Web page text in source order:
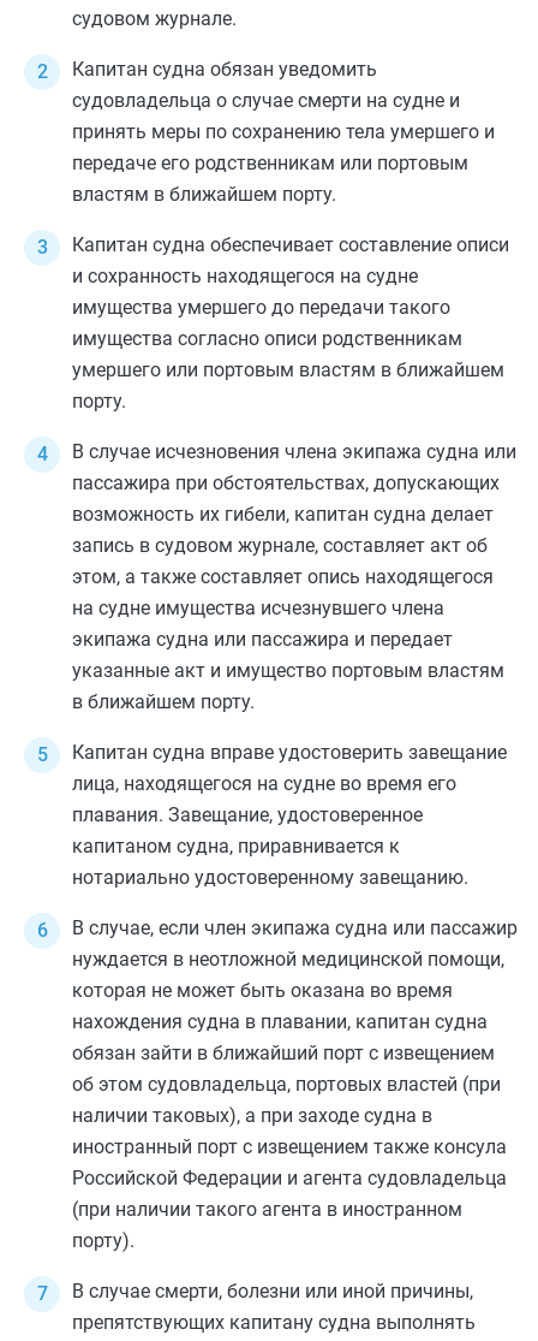
судовом журнале.
Капитан судна обязан уведомить
судовладельца о случае смерти на судне и
принять меры по сохранению тела умершего и
передаче его родственникам или портовым
властям в ближайшем порту.
Капитан судна обеспечивает составление описи
и сохранность находящегося на судне
имущества умершего до передачи такого
имущества согласно описи родственникам
умершего или портовым властям в ближайшем
порту.
В случае исчезновения члена экипажа судна или
пассажира при обстоятельствах, допускающих
возможность их гибели, капитан судна делает
запись в судовом журнале, составляет акт об
этом, а также составляет опись находящегося
на судне имущества исчезнувшего члена
экипажа судна или пассажира и передает
указанные акт и имущество портовым властям
в ближайшем порту.
Капитан судна вправе удостоверить завещание
лица, находящегося на судне во время его
плавания. Завещание, удостоверенное
капитаном судна, приравнивается к
нотариально удостоверенному завещанию.
В случае, если член экипажа судна или пассажир
нуждается в неотложной медицинской помощи,
которая не может быть оказана во время
нахождения судна в плавании, капитан судна
обязан зайти в ближайший порт с извещением
об этом судовладельца, портовых властей (при
наличии таковых), а при заходе судна в
иностранный порт с извещением также консула
Российской Федерации и агента судовладельца
(при наличии такого агента в иностранном
порту).
В случае смерти, болезни или иной причины,
препятствующих капитану судна выполнять